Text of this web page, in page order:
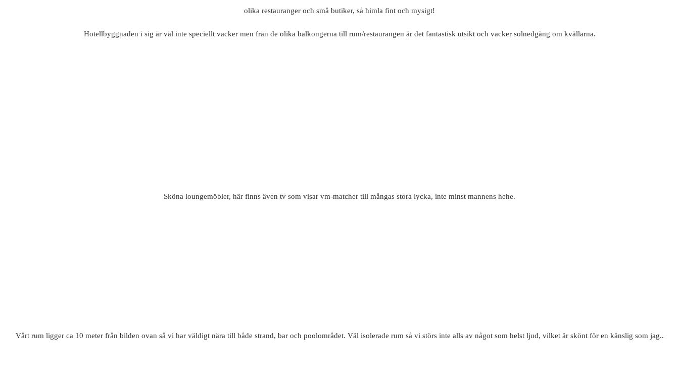
olika restauranger och små butiker, så himla fint och mysigt!
Hotellbyggnaden i sig är väl inte speciellt vacker men från de olika balkongerna till rum/restaurangen är det fantastisk utsikt och vacker solnedgång om kvällarna.
Sköna loungemöbler, här finns även tv som visar vm-matcher till mångas stora lycka, inte minst mannens hehe.
Vårt rum ligger ca 10 meter från bilden ovan så vi har väldigt nära till både strand, bar och poolområdet. Väl isolerade rum så vi störs inte alls av något som helst ljud, vilket är skönt för en känslig som jag..